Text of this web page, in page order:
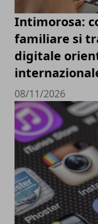
Intimorosa:
familiare si
digitale
08/11/2026